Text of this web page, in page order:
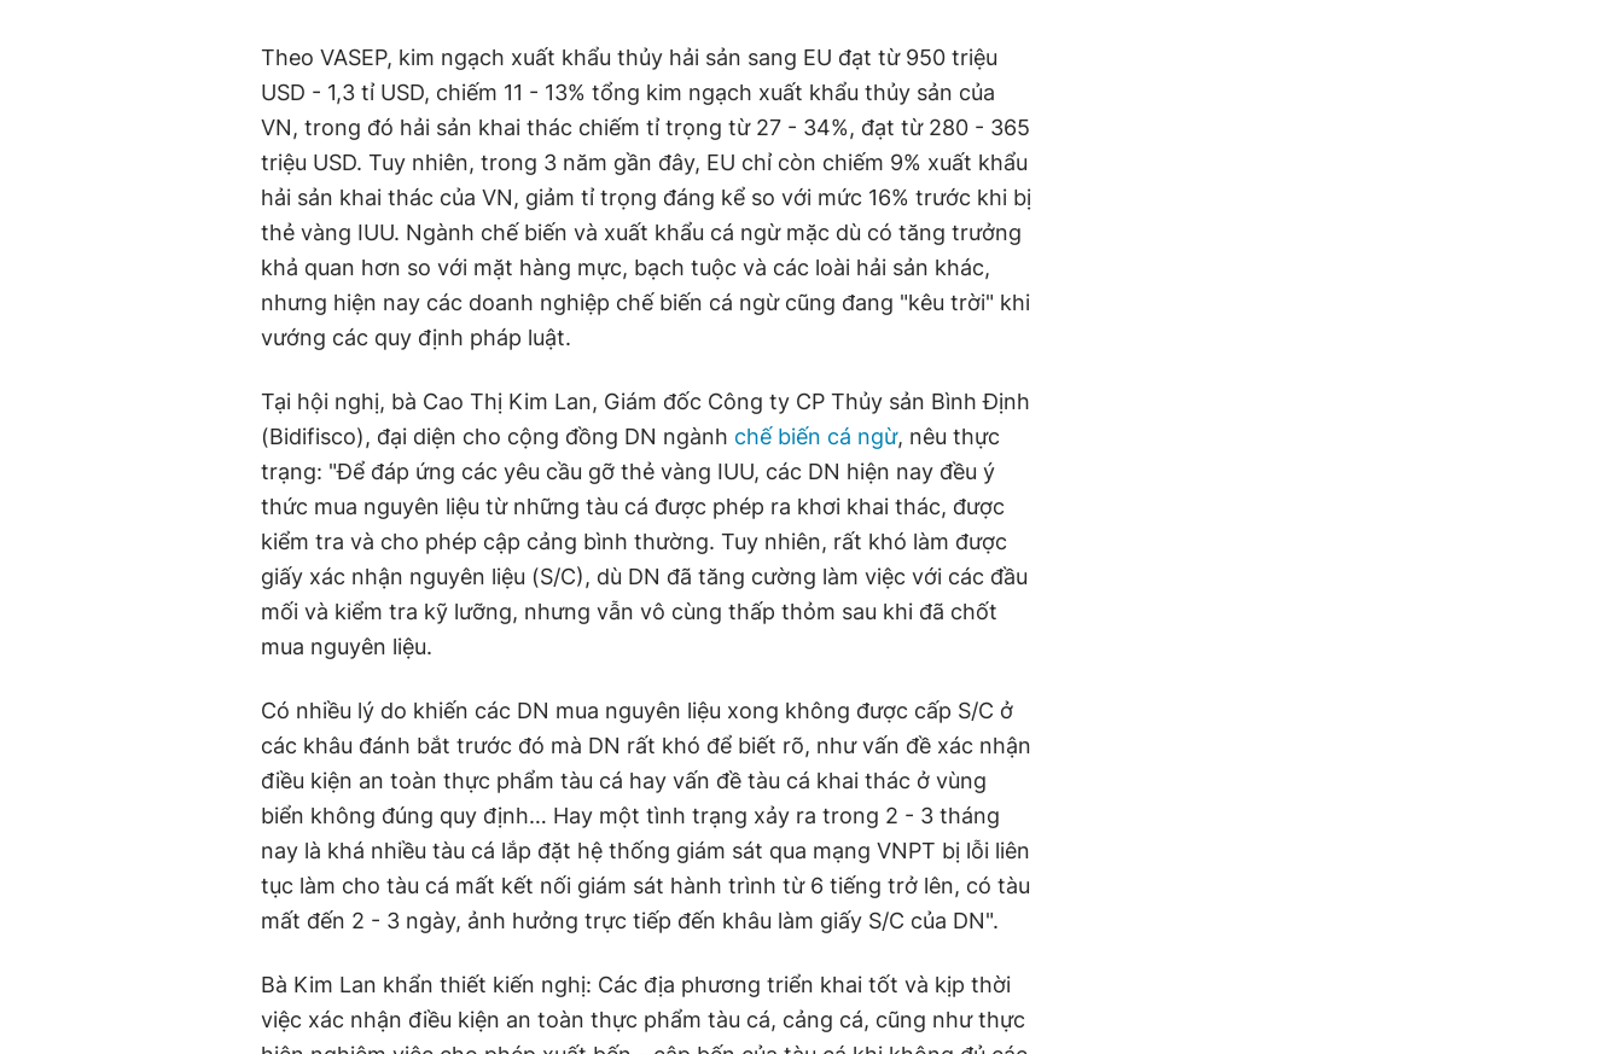
Theo VASEP, kim ngạch xuất khẩu thủy hải sản sang EU đạt từ 950 triệu
USD - 1,3 tỉ USD, chiếm 11 - 13% tổng kim ngạch xuất khẩu thủy sản của
VN, trong đó hải sản khai thác chiếm tỉ trọng từ 27 - 34%, đạt từ 280 - 365
triệu USD. Tuy nhiên, trong 3 năm gần đây, EU chỉ còn chiếm 9% xuất khẩu
hải sản khai thác của VN, giảm tỉ trọng đáng kể so với mức 16% trước khi bị
thẻ vàng IUU. Ngành chế biến và xuất khẩu cá ngừ mặc dù có tăng trưởng
khả quan hơn so với mặt hàng mực, bạch tuộc và các loài hải sản khác,
nhưng hiện nay các doanh nghiệp chế biến cá ngừ cũng đang "kêu trời" khi
vướng các quy định pháp luật.
Tại hội nghị, bà Cao Thị Kim Lan, Giám đốc Công ty CP Thủy sản Bình Định
(Bidifisco), đại diện cho cộng đồng DN ngành chế biến cá ngừ, nêu thực
trạng: "Để đáp ứng các yêu cầu gỡ thẻ vàng IUU, các DN hiện nay đều ý
thức mua nguyên liệu từ những tàu cá được phép ra khơi khai thác, được
kiểm tra và cho phép cập cảng bình thường. Tuy nhiên, rất khó làm được
giấy xác nhận nguyên liệu (S/C), dù DN đã tăng cường làm việc với các đầu
mối và kiểm tra kỹ lưỡng, nhưng vẫn vô cùng thấp thỏm sau khi đã chốt
mua nguyên liệu.
Có nhiều lý do khiến các DN mua nguyên liệu xong không được cấp S/C ở
các khâu đánh bắt trước đó mà DN rất khó để biết rõ, như vấn đề xác nhận
điều kiện an toàn thực phẩm tàu cá hay vấn đề tàu cá khai thác ở vùng
biển không đúng quy định… Hay một tình trạng xảy ra trong 2 - 3 tháng
nay là khá nhiều tàu cá lắp đặt hệ thống giám sát qua mạng VNPT bị lỗi liên
tục làm cho tàu cá mất kết nối giám sát hành trình từ 6 tiếng trở lên, có tàu
mất đến 2 - 3 ngày, ảnh hưởng trực tiếp đến khâu làm giấy S/C của DN".
Bà Kim Lan khẩn thiết kiến nghị: Các địa phương triển khai tốt và kịp thời
việc xác nhận điều kiện an toàn thực phẩm tàu cá, cảng cá, cũng như thực